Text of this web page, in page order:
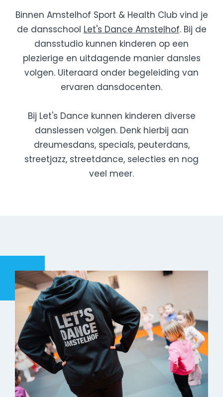
Binnen Amstelhof Sport & Health Club vind je
de dansschool Let's Dance Amstelhof. Bij de
dansstudio kunnen kinderen op een
plezierige en uitdagende manier dansles
volgen. Uiteraard onder begeleiding van
ervaren dansdocenten.
Bij Let's Dance kunnen kinderen diverse
danslessen volgen. Denk hierbij aan
dreumesdans, specials, peuterdans,
streetjazz, streetdance, selecties en nog
veel meer.